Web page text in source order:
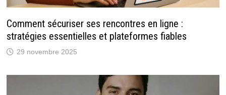
Comment sécuriser ses rencontres en ligne :
stratégies essentielles et plateformes fiables
29 novembre 2025